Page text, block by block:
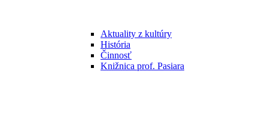
Aktuality z kultúry
História
Činnosť
Knižnica prof. Pasiara